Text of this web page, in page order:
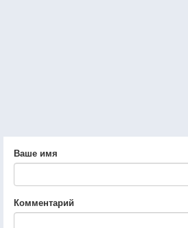
Ваше имя
Комментарий